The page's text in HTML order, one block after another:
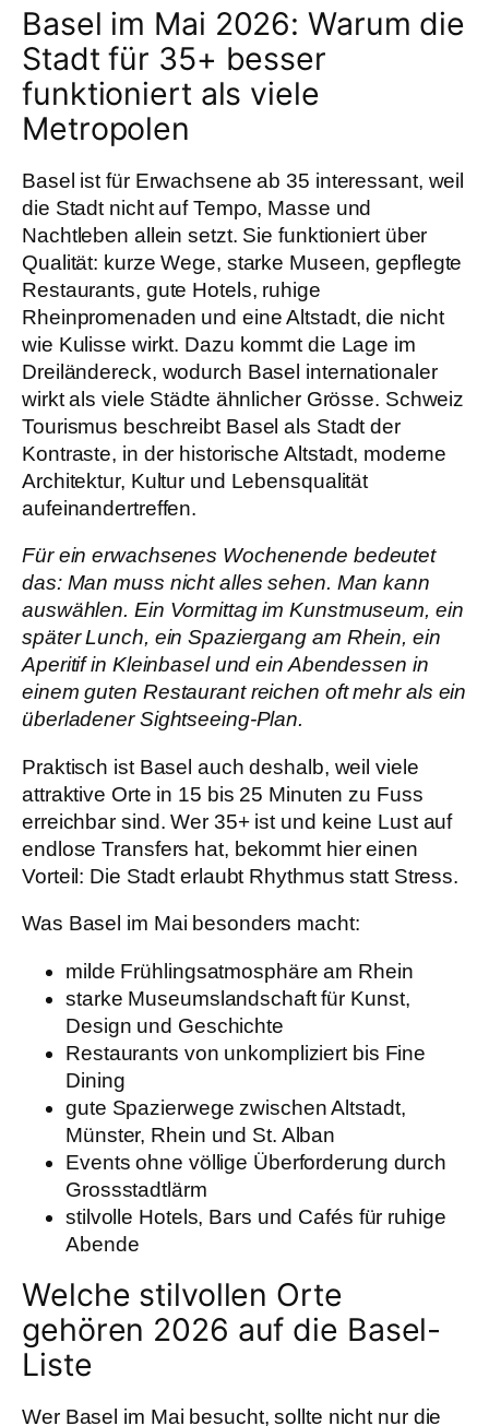
Basel im Mai 2026: Warum die
Stadt für 35+ besser
funktioniert als viele
Metropolen
Basel ist für Erwachsene ab 35 interessant, weil
die Stadt nicht auf Tempo, Masse und
Nachtleben allein setzt. Sie funktioniert über
Qualität: kurze Wege, starke Museen, gepflegte
Restaurants, gute Hotels, ruhige
Rheinpromenaden und eine Altstadt, die nicht
wie Kulisse wirkt. Dazu kommt die Lage im
Dreiländereck, wodurch Basel internationaler
wirkt als viele Städte ähnlicher Grösse. Schweiz
Tourismus beschreibt Basel als Stadt der
Kontraste, in der historische Altstadt, moderne
Architektur, Kultur und Lebensqualität
aufeinandertreffen.
Für ein erwachsenes Wochenende bedeutet
das: Man muss nicht alles sehen. Man kann
auswählen. Ein Vormittag im Kunstmuseum, ein
später Lunch, ein Spaziergang am Rhein, ein
Aperitif in Kleinbasel und ein Abendessen in
einem guten Restaurant reichen oft mehr als ein
überladener Sightseeing-Plan.
Praktisch ist Basel auch deshalb, weil viele
attraktive Orte in 15 bis 25 Minuten zu Fuss
erreichbar sind. Wer 35+ ist und keine Lust auf
endlose Transfers hat, bekommt hier einen
Vorteil: Die Stadt erlaubt Rhythmus statt Stress.
Was Basel im Mai besonders macht:
milde Frühlingsatmosphäre am Rhein
starke Museumslandschaft für Kunst,
Design und Geschichte
Restaurants von unkompliziert bis Fine
Dining
gute Spazierwege zwischen Altstadt,
Münster, Rhein und St. Alban
Events ohne völlige Überforderung durch
Grossstadtlärm
stilvolle Hotels, Bars und Cafés für ruhige
Abende
Welche stilvollen Orte
gehören 2026 auf die Basel-
Liste
Wer Basel im Mai besucht, sollte nicht nur die